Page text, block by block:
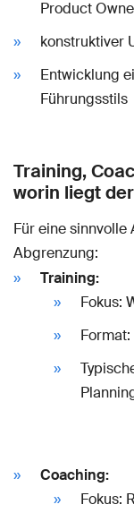
Product
konstruktiver
Entwicklung
Führungsstils
Training,
worin liegt
Für eine
Abgrenzung:
Training:
Fokus:
Coaching:
Fokus: